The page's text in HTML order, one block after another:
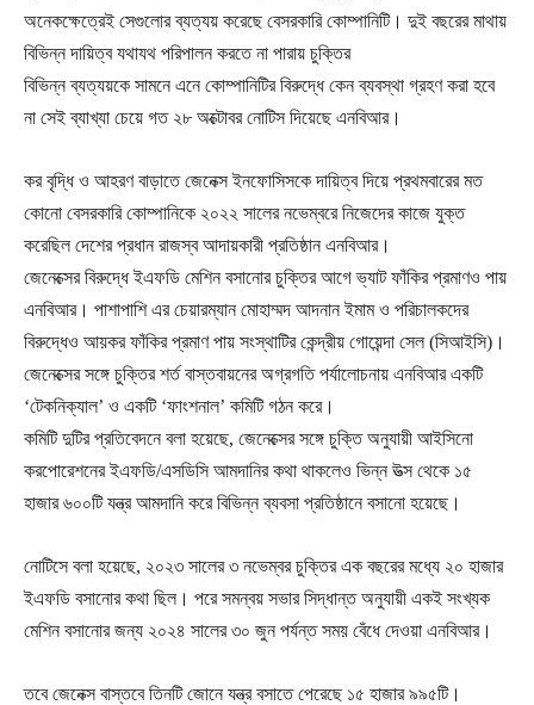
অনেকক্ষেত্রেই সেগুলোর ব্যত্যয় করেছে বেসরকারি কোম্পানিটি। দুই বছরের মাথায়
বিভিন্ন দায়িত্ব যথাযথ পরিপালন করতে না পারায় চুক্তির
বিভিন্ন ব্যত্যয়কে সামনে এনে কোম্পানিটির বিরুদ্ধে কেন ব্যবস্থা গ্রহণ করা হবে
না সেই ব্যাখ্যা চেয়ে গত ২৮ অক্টোবর নোটিস দিয়েছে এনবিআর।
কর বৃদ্ধি ও আহরণ বাড়াতে জেনেক্স ইনফোসিসকে দায়িত্ব দিয়ে প্রথমবারের মত
কোনো বেসরকারি কোম্পানিকে ২০২২ সালের নভেম্বরে নিজেদের কাজে যুক্ত
করেছিল দেশের প্রধান রাজস্ব আদায়কারী প্রতিষ্ঠান এনবিআর।
জেনেক্সের বিরুদ্ধে ইএফডি মেশিন বসানোর চুক্তির আগে ভ্যাট ফাঁকির প্রমাণও পায়
এনবিআর। পাশাপাশি এর চেয়ারম্যান মোহাম্মদ আদনান ইমাম ও পরিচালকদের
বিরুদ্ধেও আয়কর ফাঁকির প্রমাণ পায় সংস্থাটির কেন্দ্রীয় গোয়েন্দা সেল (সিআইসি)।
জেনেক্সের সঙ্গে চুক্তির শর্ত বাস্তবায়নের অগ্রগতি পর্যালোচনায় এনবিআর একটি
‘টেকনিক্যাল’ ও একটি ‘ফাংশনাল’ কমিটি গঠন করে।
কমিটি দুটির প্রতিবেদনে বলা হয়েছে, জেনেক্সের সঙ্গে চুক্তি অনুযায়ী আইসিনো
করপোরেশনের ইএফডি/এসডিসি আমদানির কথা থাকলেও ভিন্ন উত্স থেকে ১৫
হাজার ৬০০টি যন্ত্র আমদানি করে বিভিন্ন ব্যবসা প্রতিষ্ঠানে বসানো হয়েছে।
নোটিসে বলা হয়েছে, ২০২৩ সালের ৩ নভেম্বর চুক্তির এক বছরের মধ্যে ২০ হাজার
ইএফডি বসানোর কথা ছিল। পরে সমন্বয় সভার সিদ্ধান্ত অনুযায়ী একই সংখ্যক
মেশিন বসানোর জন্য ২০২৪ সালের ৩০ জুন পর্যন্ত সময় বেঁধে দেওয়া এনবিআর।
তবে জেনেক্স বাস্তবে তিনটি জোনে যন্ত্র বসাতে পেরেছে ১৫ হাজার ৯৯৫টি।